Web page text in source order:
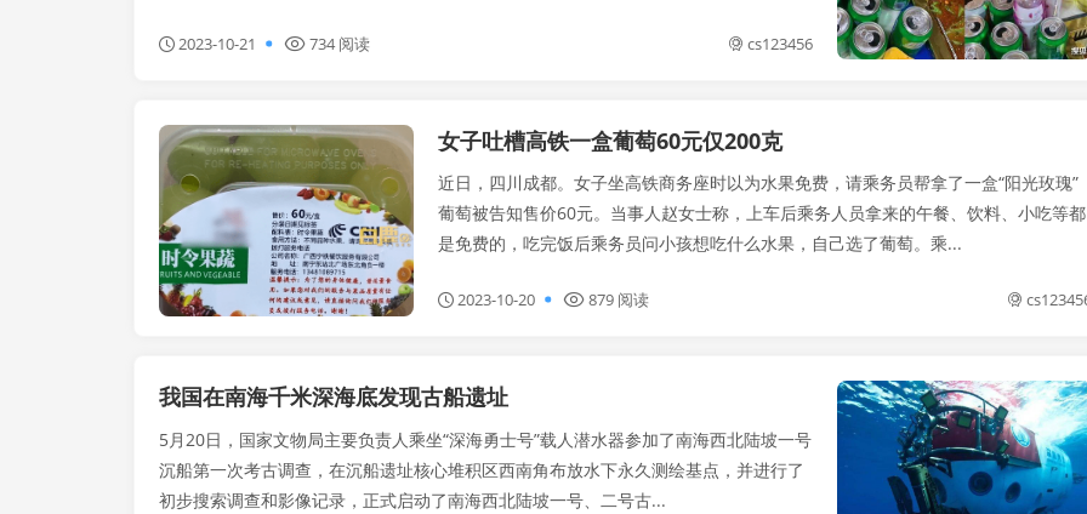
2023-10-21 734 阅读 cs123456
手机热搜
女子吐槽高铁一盒葡萄60元仅200克
近日，四川成都。女子坐高铁商务座时以为水果免费，请乘务员帮拿了一盒“阳光玫瑰”
葡萄被告知售价60元。当事人赵女士称，上车后乘务人员拿来的午餐、饮料、小吃等都
是免费的，吃完饭后乘务员问小孩想吃什么水果，自己选了葡萄。乘...
2023-10-20 879 阅读
我国在南海千米深海底发现古船遗址
5月20日，国家文物局主要负责人乘坐“深海勇士号”载人潜水器参加了南海西北陆坡一号
沉船第一次考古调查，在沉船遗址核心堆积区西南角布放水下永久测绘基点，并进行了
初步搜索调查和影像记录，正式启动了南海西北陆坡一号、二号古...